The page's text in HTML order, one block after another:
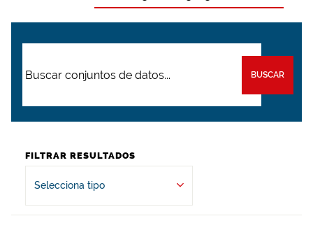
BUSCAR
FILTRAR RESULTADOS
Selecciona tipo